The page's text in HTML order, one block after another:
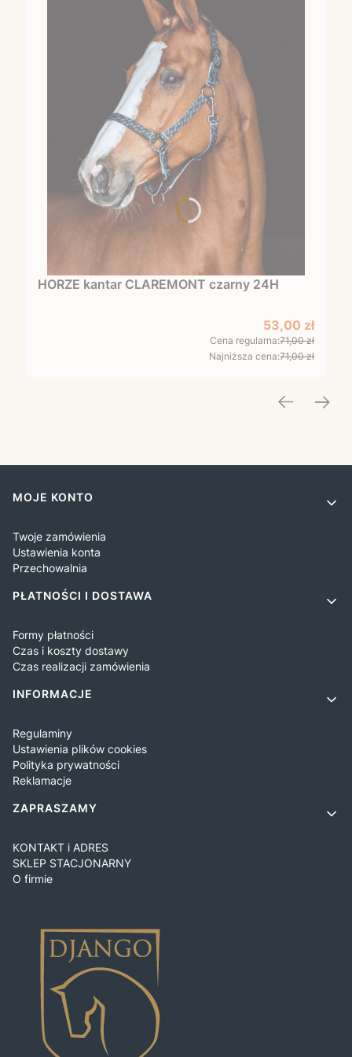
HORZE kantar CLAREMONT czarny 24H
Cena
53,00 zł
Cena regularna:71,00 zł
Najniższa cena:71,00 zł
Linki w stopce
MOJE KONTO
Twoje zamówienia
Ustawienia konta
Przechowalnia
PŁATNOŚCI I DOSTAWA
Formy płatności
Czas i koszty dostawy
Czas realizacji zamówienia
INFORMACJE
Regulaminy
Ustawienia plików cookies
Polityka prywatności
Reklamacje
ZAPRASZAMY
KONTAKT i ADRES
SKLEP STACJONARNY
O firmie